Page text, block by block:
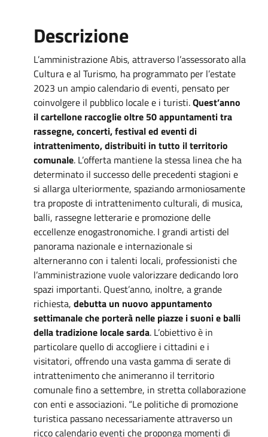
Descrizione
L’amministrazione Abis, attraverso l’assessorato alla
Cultura e al Turismo, ha programmato per l’estate
2023 un ampio calendario di eventi, pensato per
coinvolgere il pubblico locale e i turisti.Quest’anno
il cartellone raccoglie oltre 50 appuntamenti tra
rassegne, concerti, festival ed eventi di
intrattenimento, distribuiti in tutto il territorio
comunale. L’offerta mantiene la stessa linea che ha
determinato il successo delle precedenti stagioni e
si allarga ulteriormente, spaziando armoniosamente
tra proposte di intrattenimento culturali, di musica,
balli, rassegne letterarie e promozione delle
eccellenze enogastronomiche. I grandi artisti del
panorama nazionale e internazionale si
alterneranno con i talenti locali, professionisti che
l’amministrazione vuole valorizzare dedicando loro
spazi importanti. Quest’anno, inoltre, a grande
richiesta, debutta un nuovo appuntamento
settimanale che porterà nelle piazze i suoni e balli
della tradizione locale sarda. L’obiettivo è in
particolare quello di accogliere i cittadini e i
visitatori, offrendo una vasta gamma di serate di
intrattenimento che animeranno il territorio
comunale fino a settembre, in stretta collaborazione
con enti e associazioni. “Le politiche di promozione
turistica passano necessariamente attraverso un
ricco calendario eventi che proponga momenti di